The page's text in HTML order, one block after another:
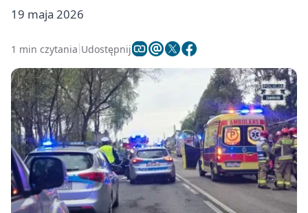
19 maja 2026
1 min czytania Udostępnij